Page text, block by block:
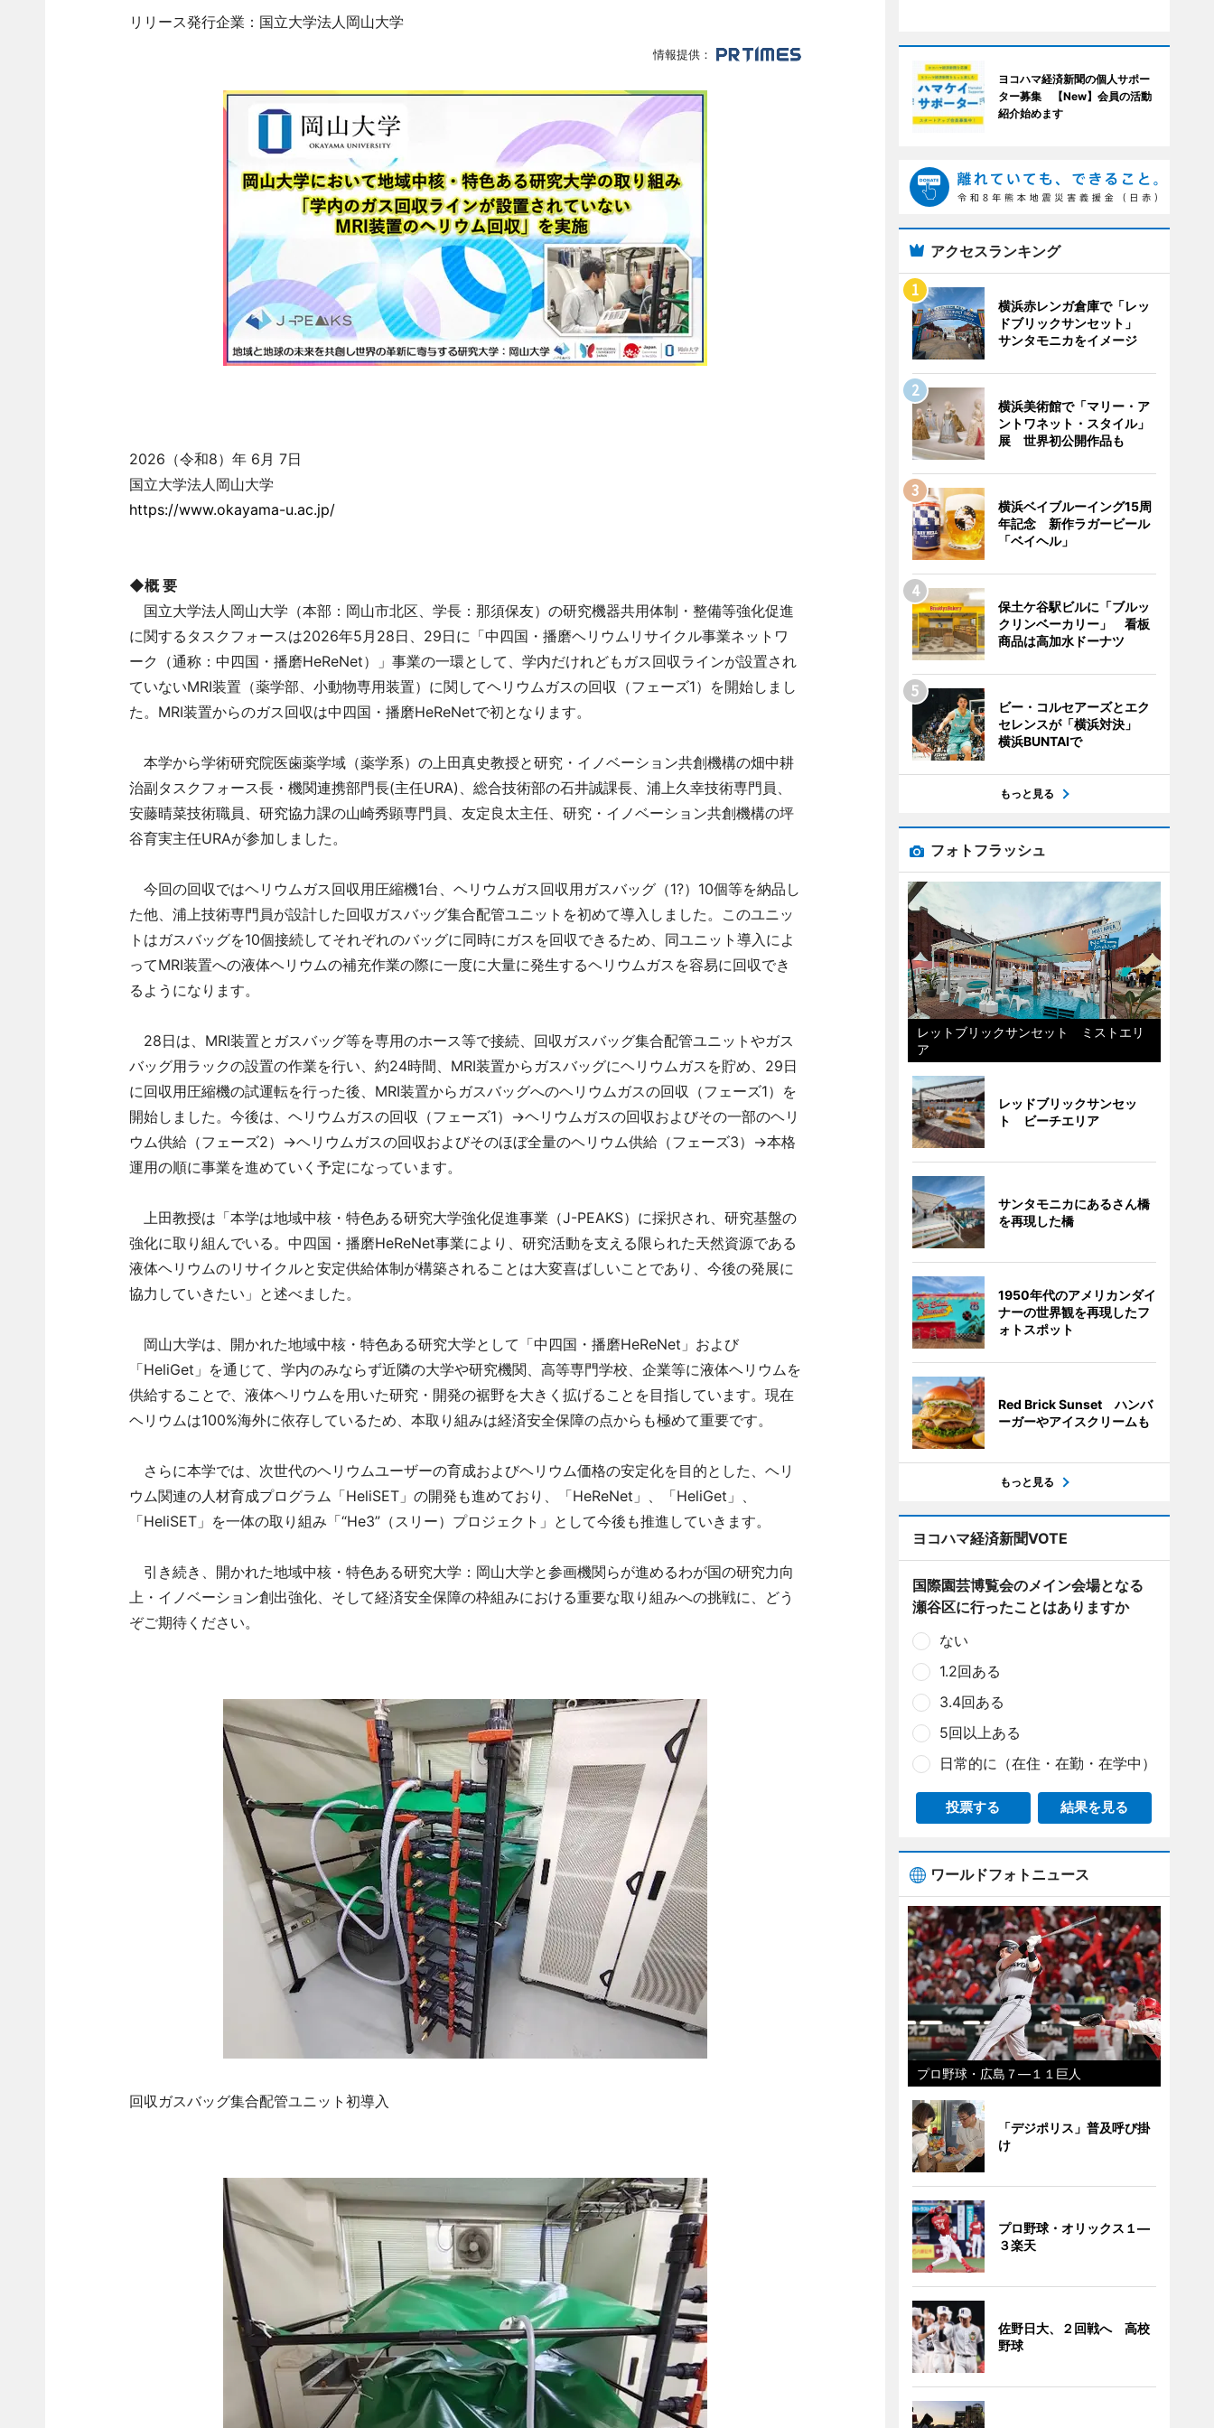
リリース発行企業：国立大学法人岡山大学
情報提供：
2026（令和8）年 6月 7日
国立大学法人岡山大学
https://www.okayama-u.ac.jp/
◆概 要
国立大学法人岡山大学（本部：岡山市北区、学長：那須保友）の研究機器共用体制・整備等強化促進
に関するタスクフォースは2026年5月28日、29日に「中四国・播磨ヘリウムリサイクル事業ネットワ
ーク（通称：中四国・播磨HeReNet）」事業の一環として、学内だけれどもガス回収ラインが設置され
ていないMRI装置（薬学部、小動物専用装置）に関してヘリウムガスの回収（フェーズ1）を開始しまし
た。MRI装置からのガス回収は中四国・播磨HeReNetで初となります。
本学から学術研究院医歯薬学域（薬学系）の上田真史教授と研究・イノベーション共創機構の畑中耕
治副タスクフォース長・機関連携部門長(主任URA)、総合技術部の石井誠課長、浦上久幸技術専門員、
安藤晴菜技術職員、研究協力課の山崎秀顕専門員、友定良太主任、研究・イノベーション共創機構の坪
谷育実主任URAが参加しました。
今回の回収ではヘリウムガス回収用圧縮機1台、ヘリウムガス回収用ガスバッグ（1?）10個等を納品し
た他、浦上技術専門員が設計した回収ガスバッグ集合配管ユニットを初めて導入しました。このユニッ
トはガスバッグを10個接続してそれぞれのバッグに同時にガスを回収できるため、同ユニット導入によ
ってMRI装置への液体ヘリウムの補充作業の際に一度に大量に発生するヘリウムガスを容易に回収でき
るようになります。
28日は、MRI装置とガスバッグ等を専用のホース等で接続、回収ガスバッグ集合配管ユニットやガス
バッグ用ラックの設置の作業を行い、約24時間、MRI装置からガスバッグにヘリウムガスを貯め、29日
に回収用圧縮機の試運転を行った後、MRI装置からガスバッグへのヘリウムガスの回収（フェーズ1）を
開始しました。今後は、ヘリウムガスの回収（フェーズ1）→ヘリウムガスの回収およびその一部のヘリ
ウム供給（フェーズ2）→ヘリウムガスの回収およびそのほぼ全量のヘリウム供給（フェーズ3）→本格
運用の順に事業を進めていく予定になっています。
上田教授は「本学は地域中核・特色ある研究大学強化促進事業（J-PEAKS）に採択され、研究基盤の
強化に取り組んでいる。中四国・播磨HeReNet事業により、研究活動を支える限られた天然資源である
液体ヘリウムのリサイクルと安定供給体制が構築されることは大変喜ばしいことであり、今後の発展に
協力していきたい」と述べました。
岡山大学は、開かれた地域中核・特色ある研究大学として「中四国・播磨HeReNet」および
「HeliGet」を通じて、学内のみならず近隣の大学や研究機関、高等専門学校、企業等に液体ヘリウムを
供給することで、液体ヘリウムを用いた研究・開発の裾野を大きく拡げることを目指しています。現在
ヘリウムは100%海外に依存しているため、本取り組みは経済安全保障の点からも極めて重要です。
さらに本学では、次世代のヘリウムユーザーの育成およびヘリウム価格の安定化を目的とした、ヘリ
ウム関連の人材育成プログラム「HeliSET」の開発も進めており、「HeReNet」、「HeliGet」、
「HeliSET」を一体の取り組み「“He3”（スリー）プロジェクト」として今後も推進していきます。
引き続き、開かれた地域中核・特色ある研究大学：岡山大学と参画機関らが進めるわが国の研究力向
上・イノベーション創出強化、そして経済安全保障の枠組みにおける重要な取り組みへの挑戦に、どう
ぞご期待ください。
回収ガスバッグ集合配管ユニット初導入
ヨコハマ経済新聞の個人サポー
ター募集 【New】会員の活動
紹介始めます
アクセスランキング
横浜赤レンガ倉庫で「レッ
ドブリックサンセット」
サンタモニカをイメージ
横浜美術館で「マリー・ア
ントワネット・スタイル」
展 世界初公開作品も
横浜ベイブルーイング15周
年記念 新作ラガービール
「ベイヘル」
保土ケ谷駅ビルに「ブルッ
クリンベーカリー」 看板
商品は高加水ドーナツ
ビー・コルセアーズとエク
セレンスが「横浜対決」
横浜BUNTAIで
もっと見る
フォトフラッシュ
レットブリックサンセット ミストエリ
ア
レッドブリックサンセッ
ト ビーチエリア
サンタモニカにあるさん橋
を再現した橋
1950年代のアメリカンダイ
ナーの世界観を再現したフ
ォトスポット
Red Brick Sunset ハンバ
ーガーやアイスクリームも
もっと見る
ヨコハマ経済新聞VOTE
国際園芸博覧会のメイン会場となる
瀬谷区に行ったことはありますか
ない
1.2回ある
3.4回ある
5回以上ある
日常的に（在住・在勤・在学中）
投票する 結果を見る
ワールドフォトニュース
プロ野球・広島７―１１巨人
「デジポリス」普及呼び掛
け
プロ野球・オリックス１―
３楽天
佐野日大、２回戦へ 高校
野球